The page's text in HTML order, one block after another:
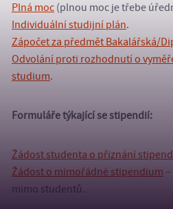
Plná moc (plnou moc je třebe
Individuální studijní plán.
Zápočet za předmět Bakalářská/
Odvolání proti rozhodnutí o
studium.
Formuláře týkající se stipendií:
Žádost studenta o přiznání
Žádost o mimořádné stipendium
mimo studentů.